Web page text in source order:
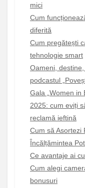
mici
Cum
diferită
Cum pregătești
tehnologie smart
Oameni,
podcastul
Gala „Women in
2025: cum eviți
reclamă ieftină
Cum să Asortezi
Încălțămintea
Ce avantaje ai
Cum alegi
bonusuri